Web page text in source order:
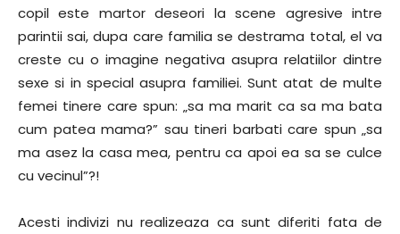
copil este martor deseori la scene agresive intre
parintii sai, dupa care familia se destrama total, el va
creste cu o imagine negativa asupra relatiilor dintre
sexe si in special asupra familiei. Sunt atat de multe
femei tinere care spun: „sa ma marit ca sa ma bata
cum patea mama?” sau tineri barbati care spun „sa
ma asez la casa mea, pentru ca apoi ea sa se culce
cu vecinul”?!
Acesti indivizi nu realizeaza ca sunt diferiti fata de